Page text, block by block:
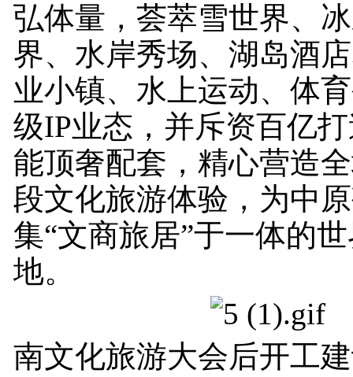
弘体量，荟萃雪世界、
界、水岸秀场、湖岛酒
业小镇、水上运动、体
级IP业态，并斥资百亿
能顶奢配套，精心营造
段文化旅游体验，为中
集“文商旅居”于一体的
地。
南文化旅游大会后开工